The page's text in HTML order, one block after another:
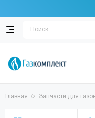
Главная Запчасти для